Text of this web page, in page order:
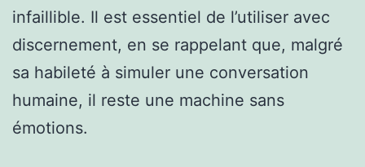
infaillible. Il est essentiel de l’utiliser avec
discernement, en se rappelant que, malgré
sa habileté à simuler une conversation
humaine, il reste une machine sans
émotions.